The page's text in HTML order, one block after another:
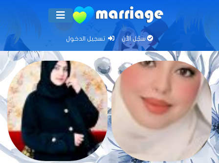
سجّل الآن تسجيل الدخول